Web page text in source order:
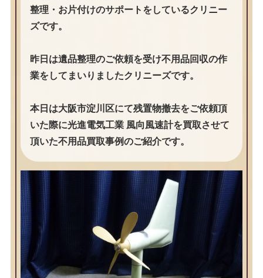
整理・お片付けのサポートをしているクリニー
ズです。
昨日は遺品整理のご依頼を受け不用品回収の作
業をしてまいりましたクリニーズです。
本日は大阪市淀川区にて残置物撤去をご依頼頂
いた際に光進電気工業 風向風速計を買取させて
頂いた不用品買取事例のご紹介です。